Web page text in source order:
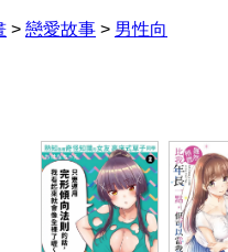
> 戀愛故事 > 男性向